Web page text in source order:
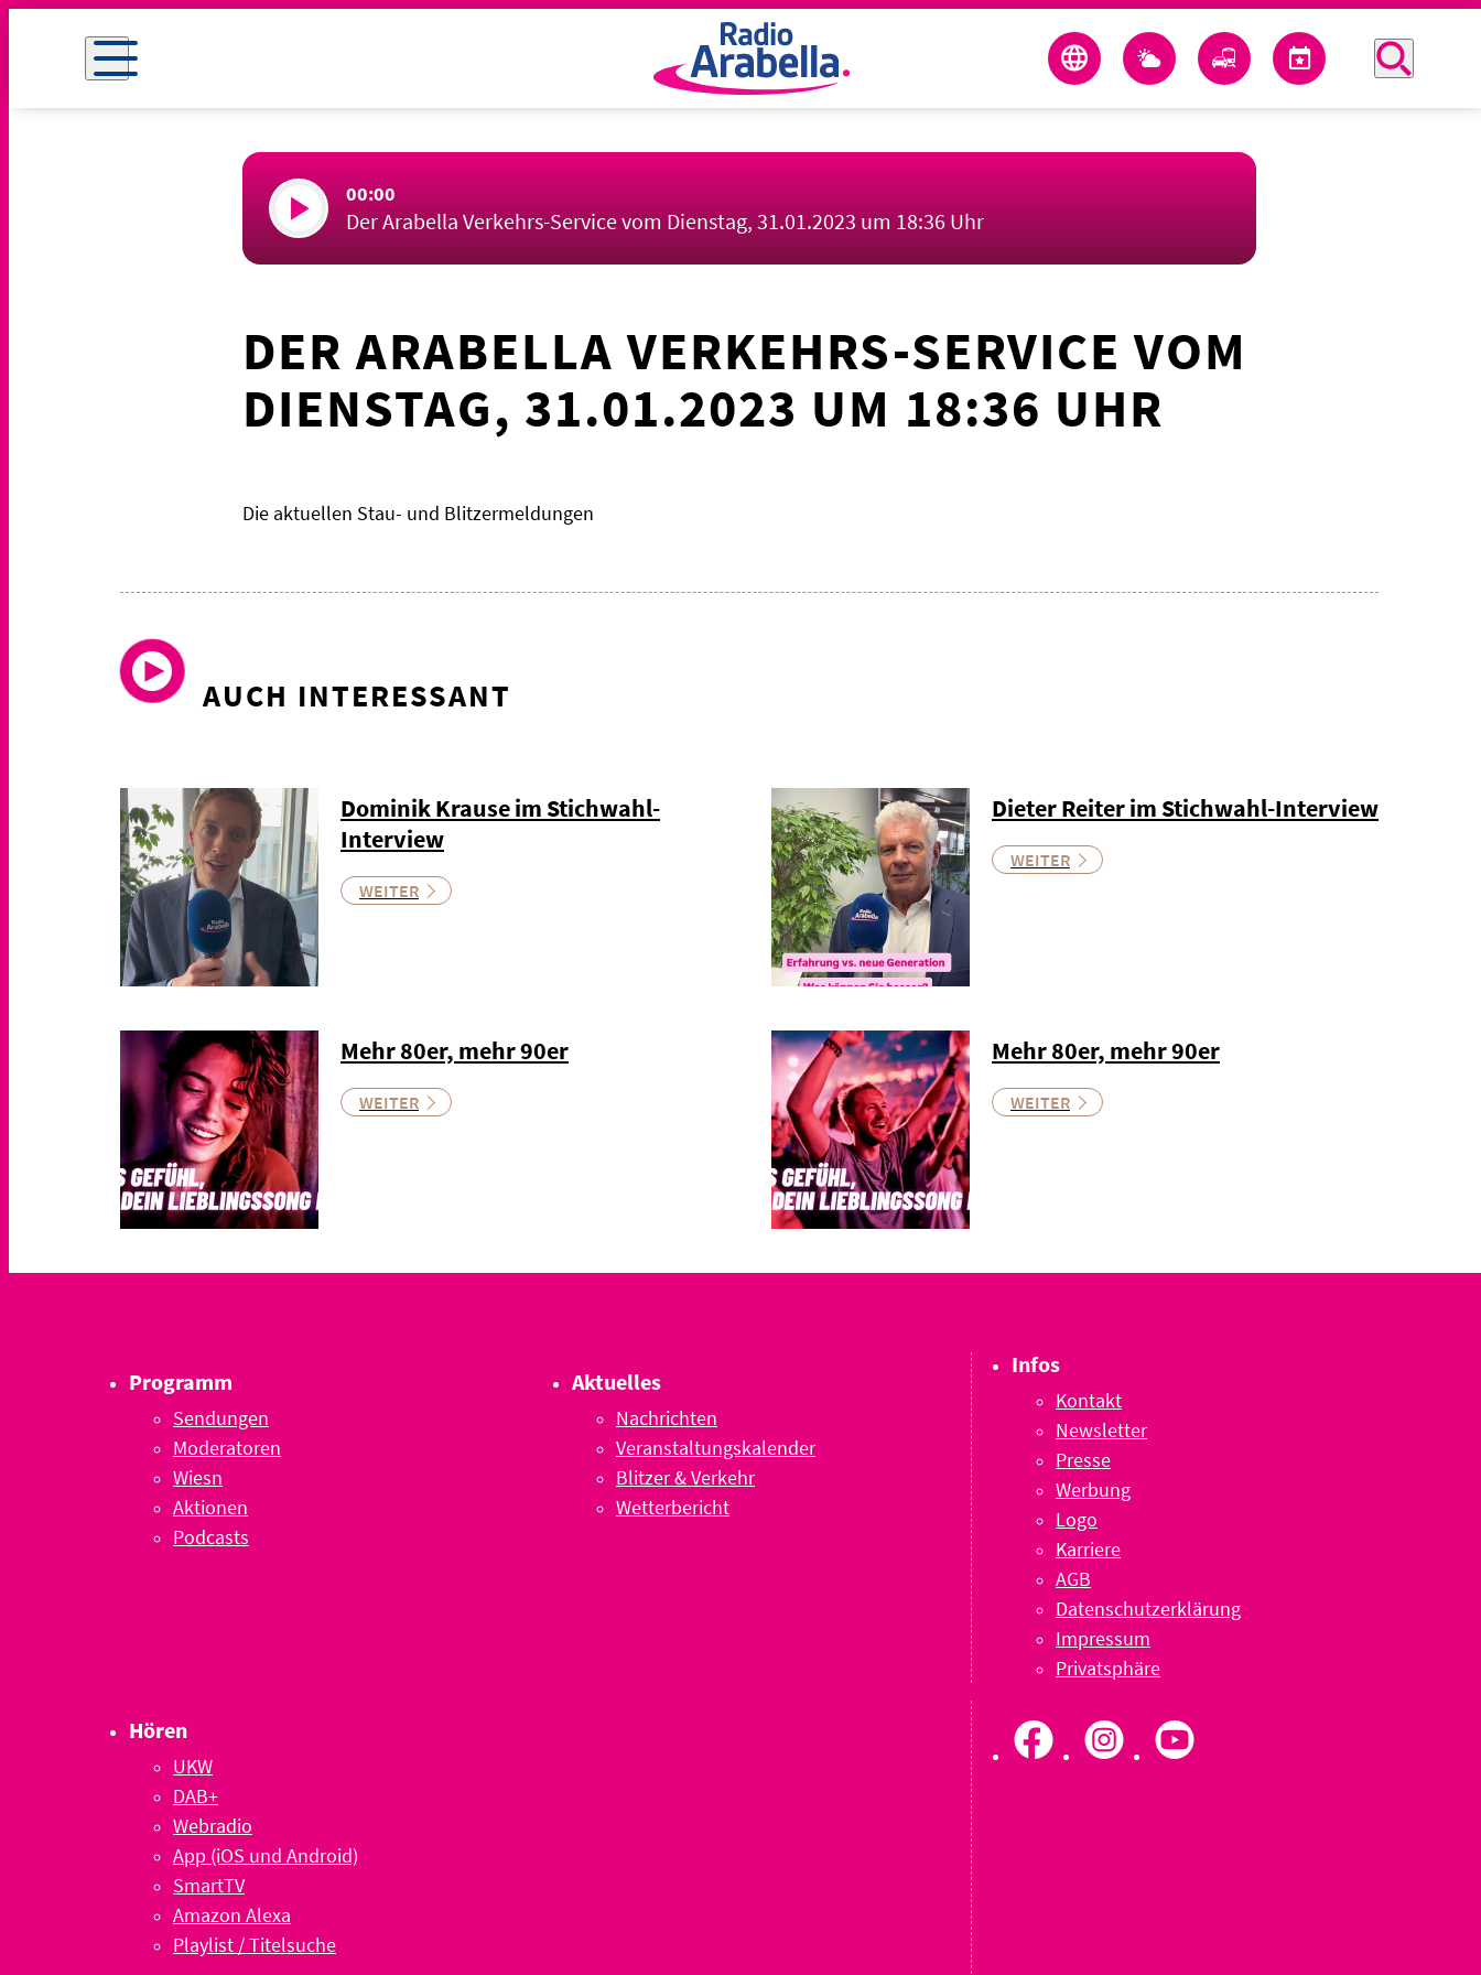
00:00
Der Arabella Verkehrs-Service vom Dienstag, 31.01.2023 um 18:36 Uhr
DER ARABELLA VERKEHRS-SERVICE VOM
DIENSTAG, 31.01.2023 UM 18:36 UHR
Die aktuellen Stau- und Blitzermeldungen
AUCH INTERESSANT
Dominik Krause im Stichwahl-
Interview
WEITER
Dieter Reiter im Stichwahl-Interview
WEITER
Mehr 80er, mehr 90er
WEITER
Mehr 80er, mehr 90er
WEITER
Programm
Sendungen
Moderatoren
Wiesn
Aktionen
Podcasts
Aktuelles
Nachrichten
Veranstaltungskalender
Blitzer & Verkehr
Wetterbericht
Hören
UKW
DAB+
Webradio
App (iOS und Android)
SmartTV
Amazon Alexa
Playlist / Titelsuche
Infos
Kontakt
Newsletter
Presse
Werbung
Logo
Karriere
AGB
Datenschutzerklärung
Impressum
Privatsphäre